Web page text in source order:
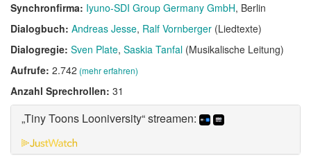
Synchronfirma: Iyuno-SDI Group Germany GmbH, Berlin
Dialogbuch: Andreas Jesse Ralf Vornberger (Liedtexte)
Dialogregie: Sven Plate Saskia Tanfal (Musikalische Leitung)
Aufrufe: 2.742 (mehr erfahren)
Anzahl Sprechrollen: 31
„Tiny Toons Looniversity“ streamen: